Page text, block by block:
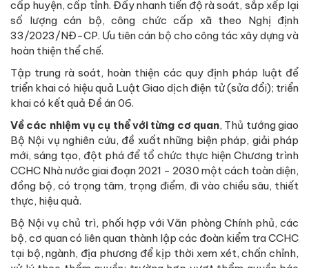
cấp huyện, cấp tỉnh. Đẩy nhanh tiến độ rà soát, sắp xếp lại
số lượng cán bộ, công chức cấp xã theo Nghị định
33/2023/NĐ-CP. Ưu tiên cán bộ cho công tác xây dựng và
hoàn thiện thể chế.
Tập trung rà soát, hoàn thiện các quy định pháp luật để
triển khai có hiệu quả Luật Giao dịch điện tử (sửa đổi); triển
khai có kết quả Đề án 06.
Về các nhiệm vụ cụ thể với từng cơ quan, Thủ tướng giao
Bộ Nội vụ nghiên cứu, đề xuất những biện pháp, giải pháp
mới, sáng tạo, đột phá để tổ chức thực hiện Chương trình
CCHC Nhà nước giai đoạn 2021 - 2030 một cách toàn diện,
đồng bộ, có trọng tâm, trọng điểm, đi vào chiều sâu, thiết
thực, hiệu quả.
Bộ Nội vụ chủ trì, phối hợp với Văn phòng Chính phủ, các
bộ, cơ quan có liên quan thành lập các đoàn kiểm tra CCHC
tại bộ, ngành, địa phương để kịp thời xem xét, chấn chỉnh,